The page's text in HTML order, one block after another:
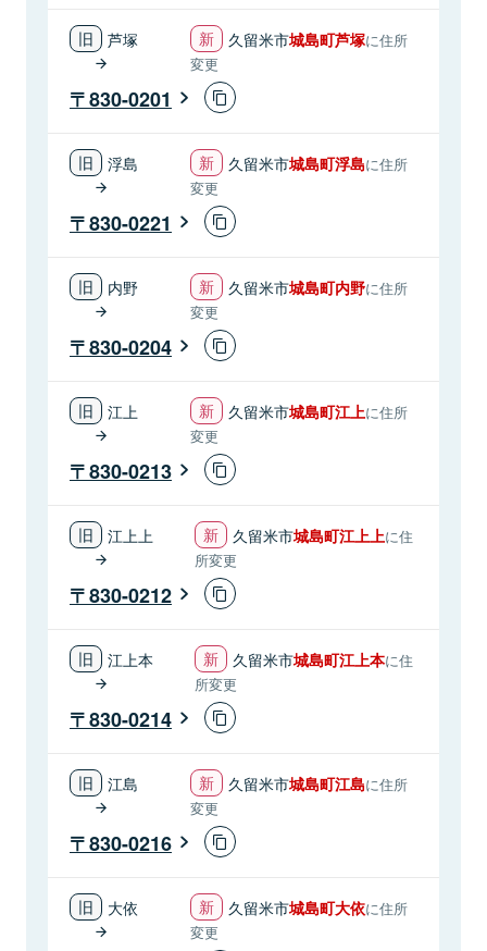
芦塚 久留米市城島町芦塚に住所
変更
830-0201
浮島 久留米市城島町浮島に住所
変更
830-0221
内野 久留米市城島町内野に住所
変更
830-0204
江上 久留米市城島町江上に住所
変更
830-0213
江上上 久留米市城島町江上上に住
所変更
830-0212
江上本 久留米市城島町江上本に住
所変更
830-0214
江島 久留米市城島町江島に住所
変更
830-0216
大依 久留米市城島町大依に住所
変更